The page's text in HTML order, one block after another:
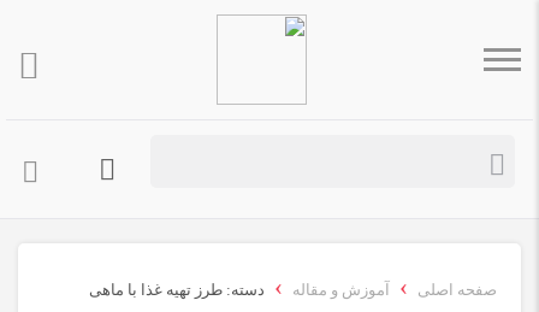
صفحه اصلی › آموزش و مقاله › دسته: طرز تهیه غذا با ماهی